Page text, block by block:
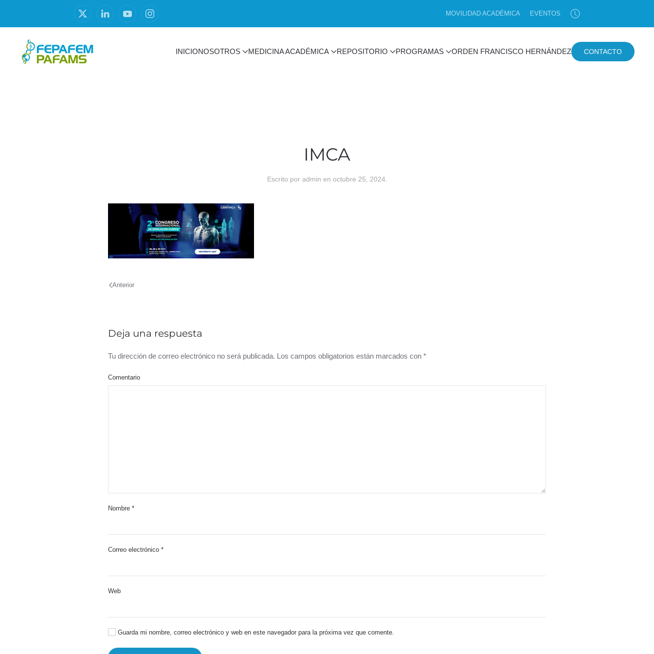
MOVILIDAD ACADÉMICA EVENTOS
INICIONOSOTROS MEDICINA ACADÉMICA REPOSITORIO PROGRAMAS ORDEN FRANCISCO HERNÁNDEZ CONTACTO
IMCA
Escrito por admin en octubre 25, 2024.
Anterior
Deja una respuesta
Tu dirección de correo electrónico no será publicada. Los campos obligatorios están marcados con *
Comentario
Nombre *
Correo electrónico *
Web
Guarda mi nombre, correo electrónico y web en este navegador para la próxima vez que comente.